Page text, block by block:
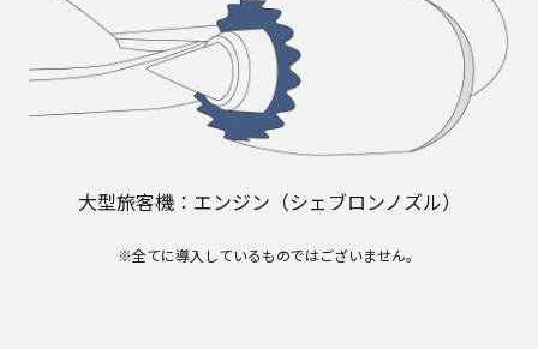
大型旅客機：エンジン（シェブロンノズル）
※全てに導入しているものではございません。